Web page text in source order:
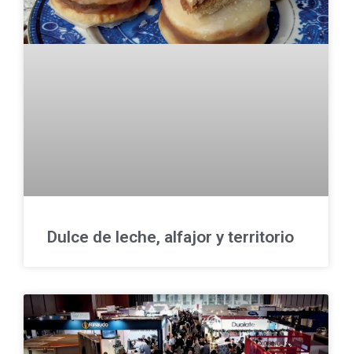
Dulce de leche, alfajor y territorio